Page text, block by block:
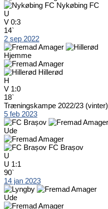
Nykøbing FC
U
V 0:3
14`
2 sep 2022
Hjemme
Hillerød
H
V 1:0
18`
Træningskampe 2022/23 (vinter)
5 feb 2023
Ude
FC Brașov
U
U 1:1
90`
14 jan 2023
Ude